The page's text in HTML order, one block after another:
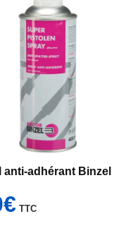
anti-adhérant Binzel
€ TTC